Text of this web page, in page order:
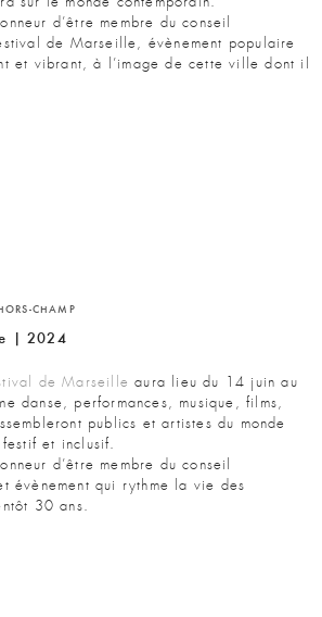
d’être membre du conseil
de Marseille, évènement populaire
et vibrant, à l’image de cette ville dont il
CHAMP
| 2024
de Marseille aura lieu du 14 juin au
danse, performances, musique, films,
publics et artistes du monde
et inclusif.
d’être membre du conseil
évènement qui rythme la vie des
30 ans.